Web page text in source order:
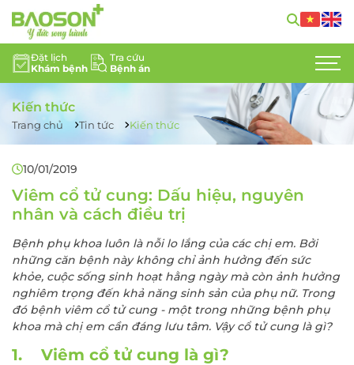
Đặt lịch
Khám bệnh
Tra cứu
Bệnh án
GIỚI THIỆU
CHUYÊN KHOA
ĐỘI NGŨ CHUYÊN GIA
HỖ TRỢ KHÁCH HÀNG
LIÊN HỆ
TUYỂN DỤNG
Kiến thức
Trang chủ Tin tức Kiến thức
10/01/2019
Viêm cổ tử cung: Dấu hiệu, nguyên
nhân và cách điều trị
Bệnh phụ khoa luôn là nỗi lo lắng của các chị em. Bởi
những căn bệnh này không chỉ ảnh hưởng đến sức
khỏe, cuộc sống sinh hoạt hằng ngày mà còn ảnh hưởng
nghiêm trọng đến khả năng sinh sản của phụ nữ. Trong
đó bệnh viêm cổ tử cung - một trong những bệnh phụ
khoa mà chị em cần đáng lưu tâm. Vậy cổ tử cung là gì?
1. Viêm cổ tử cung là gì?